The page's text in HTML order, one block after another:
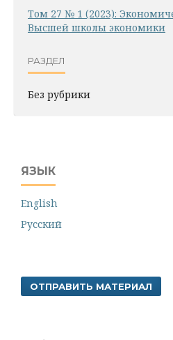
Том 27 № 1 (2023):
Высшей школы экономики
РАЗДЕЛ
Без рубрики
ЯЗЫК
English
Русский
ОТПРАВИТЬ МАТЕРИАЛ